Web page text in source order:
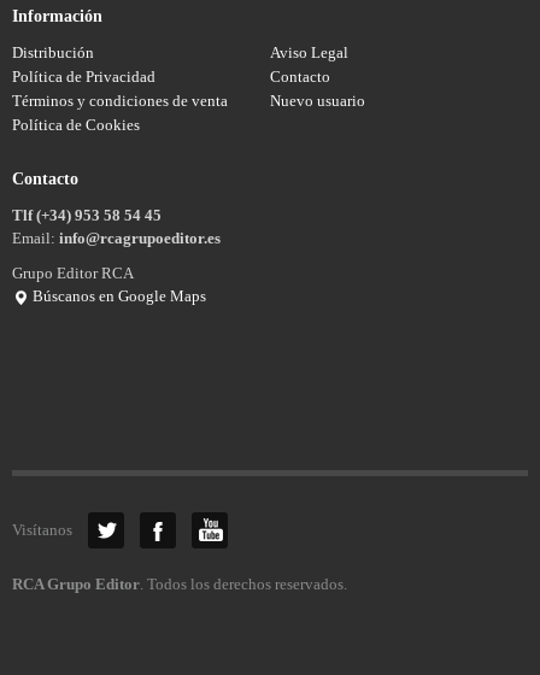
Información
Distribución
Aviso Legal
Política de Privacidad
Contacto
Términos y condiciones de venta
Nuevo usuario
Política de Cookies
Contacto
Tlf (+34) 953 58 54 45
Email: info@rcagrupoeditor.es
Grupo Editor RCA
Búscanos en Google Maps
Visítanos
RCA Grupo Editor. Todos los derechos reservados.